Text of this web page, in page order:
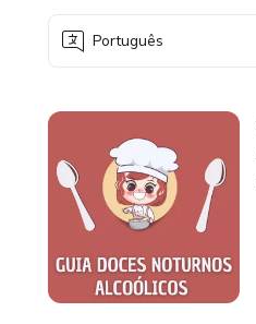
Português